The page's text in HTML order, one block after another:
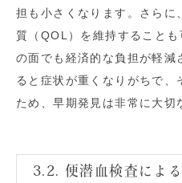
担も小さくなります。さらに
質（QOL）を維持すること
の面でも経済的な負担が軽減
ると症状が重くなりがちで、
ため、早期発見は非常に大切
3.2. 便潜血検査によ